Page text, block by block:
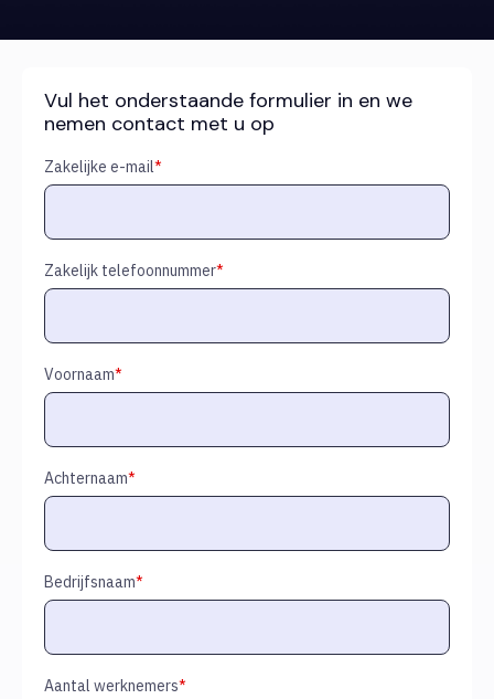
Vul het onderstaande formulier in en we
nemen contact met u op
Zakelijke e-mail*
Zakelijk telefoonnummer*
Voornaam*
Achternaam*
Bedrijfsnaam*
Aantal werknemers*